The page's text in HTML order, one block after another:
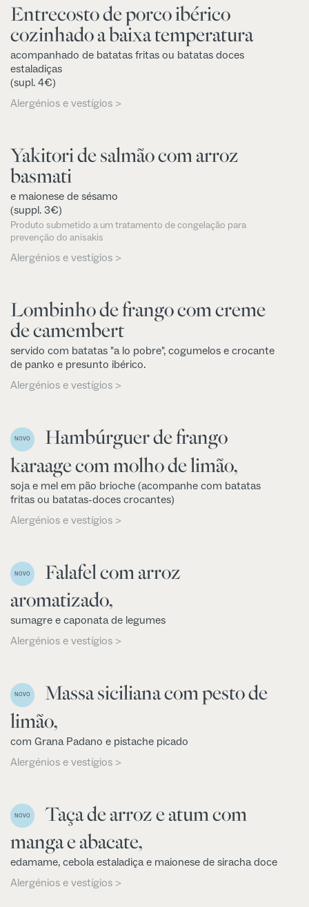
Entrecosto de porco ibérico
cozinhado a baixa temperatura
acompanhado de batatas fritas ou batatas doces
estaladiças
(supl. 4€)
Alergénios e vestígios >
Yakitori de salmão com arroz
basmati
e maionese de sésamo
(suppl. 3€)
Produto submetido a um tratamento de congelação para
prevenção do anisakis
Alergénios e vestígios >
Lombinho de frango com creme
de camembert
servido com batatas "a lo pobre", cogumelos e crocante
de panko e presunto ibérico.
Alergénios e vestígios >
NOVO
Hambúrguer de frango
karaage com molho de limão,
soja e mel em pão brioche (acompanhe com batatas
fritas ou batatas-doces crocantes)
Alergénios e vestígios >
NOVO
Falafel com arroz
aromatizado,
sumagre e caponata de legumes
Alergénios e vestígios >
NOVO
Massa siciliana com pesto de
limão,
com Grana Padano e pistache picado
Alergénios e vestígios >
NOVO
Taça de arroz e atum com
manga e abacate,
edamame, cebola estaladiça e maionese de siracha doce
Alergénios e vestígios >